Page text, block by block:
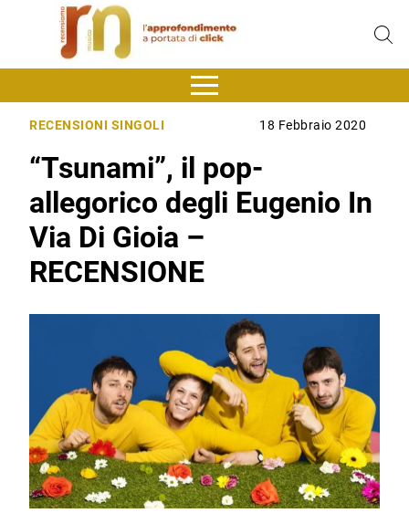
RECENSIONI SINGOLI 18 Febbraio 2020
“Tsunami”, il pop-
allegorico degli Eugenio In
Via Di Gioia –
RECENSIONE